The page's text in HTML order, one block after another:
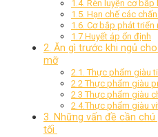
1.4. Rèn luyện cơ bắp
1.5. Hạn chế các
1.6. Cơ bắp phát triển
1.7 Huyết áp ổn định
2. Ăn gì trước khi ngủ
mỡ
2.1. Thực phẩm giàu
2.2 Thực phẩm giàu
2.3 Thực phẩm giàu
2.4.Thực phẩm giàu
3. Những vấn đề cần
tối